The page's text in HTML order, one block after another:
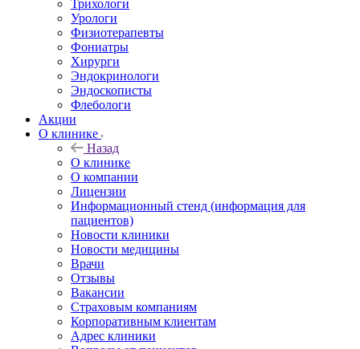
Трихологи
Урологи
Физиотерапевты
Фониатры
Хирурги
Эндокринологи
Эндоскописты
Флебологи
Акции
О клинике
Назад
О клинике
О компании
Лицензии
Информационный стенд (информация для
пациентов)
Новости клиники
Новости медицины
Врачи
Отзывы
Вакансии
Страховым компаниям
Корпоративным клиентам
Адрес клиники